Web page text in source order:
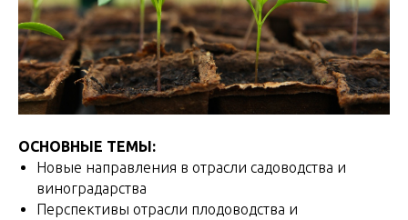
ОСНОВНЫЕ ТЕМЫ:
Новые направления в отрасли садоводства и
виноградарства
Перспективы отрасли плодоводства и